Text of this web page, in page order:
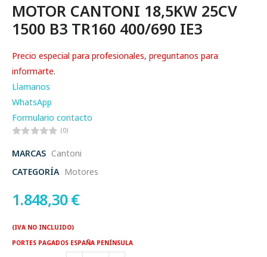
MOTOR CANTONI 18,5KW 25CV
1500 B3 TR160 400/690 IE3
Precio especial para profesionales, preguntanos para
informarte.
Llamanos
WhatsApp
Formulario contacto
(0)
MARCAS Cantoni
CATEGORÍA Motores
1.848,30€
(IVA NO INCLUIDO)
PORTES PAGADOS ESPAÑA PENÍNSULA